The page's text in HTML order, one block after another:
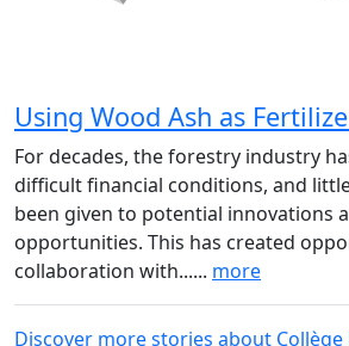
Using Wood Ash as
For decades, the forestry industry
difficult financial conditions, and
been given to potential innovations
opportunities. This has created
collaboration with...... more
Discover more stories about Collège